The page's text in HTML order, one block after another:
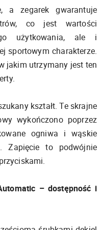
a zegarek gwarantuje
co jest wartości
użytkowania, ale i
sportowym charakterze.
jakim utrzymany jest ten
kształt. Te skrajne
wykończono poprzez
ogniwa i wąskie
Zapięcie to podwójnie
– dostępność i